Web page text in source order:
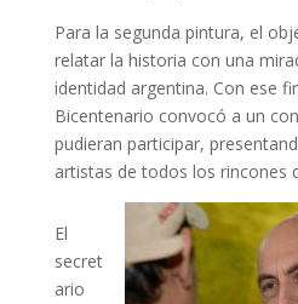
Para la segunda pintura, el
relatar la historia con una
identidad argentina. Con ese
Bicentenario convocó a un
pudieran participar,
artistas de todos los rincones
El
secret
ario